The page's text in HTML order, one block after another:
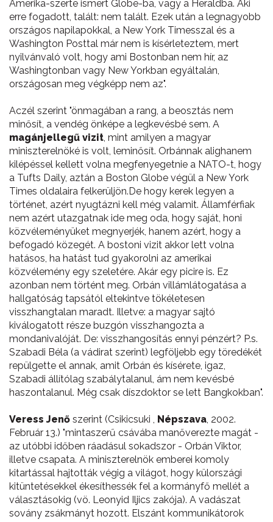
Amerika-szerte ismert Globe-ba, vagy a Heraldba. Aki
erre fogadott, talált: nem talált. Ezek után a legnagyobb
országos napilapokkal, a New York Timesszal és a
Washington Posttal már nem is kísérleteztem, mert
nyilvánvaló volt, hogy ami Bostonban nem hír, az
Washingtonban vagy New Yorkban egyáltalán,
országosan meg végképp nem az".
Aczél szerint "önmagában a rang, a beosztás nem
minősít, a vendég önképe a legkevésbé sem. A
magánjellegű vizit, mint amilyen a magyar
miniszterelnöké is volt, leminősít. Orbánnak alighanem
kilépéssel kellett volna megfenyegetnie a NATO-t, hogy
a Tufts Daily, aztán a Boston Globe végül a New York
Times oldalaira felkerüljön.De hogy kerek legyen a
történet, azért nyugtázni kell még valamit. Államférfiak
nem azért utazgatnak ide meg oda, hogy saját, honi
közvéleményüket megnyerjék, hanem azért, hogy a
befogadó közegét. A bostoni vizit akkor lett volna
hatásos, ha hatást tud gyakorolni az amerikai
közvélemény egy szeletére. Akár egy picire is. Ez
azonban nem történt meg. Orbán villámlátogatása a
hallgatóság tapsától eltekintve tökéletesen
visszhangtalan maradt. Illetve: a magyar sajtó
kiválogatott része buzgón visszhangozta a
mondanivalóját. De: visszhangosítás ennyi pénzért? P.s.
Szabadi Béla (a vádirat szerint) legföljebb egy töredékét
repülgette el annak, amit Orbán és kísérete, igaz,
Szabadi állítólag szabálytalanul, ám nem kevésbé
haszontalanul. Még csak díszdoktor se lett Bangkokban".
Veress Jenő szerint (Csikicsuki , Népszava, 2002.
Február 13.) "mintaszerű csávába manőverezte magát -
az utóbbi időben ráadásul sokadszor - Orbán Viktor,
illetve csapata. A miniszterelnök emberei komoly
kitartással hajtották végig a világot, hogy külországi
kitüntetésekkel ékesíthessék fel a kormányfő mellét a
választásokig (vö. Leonyid Iljics zakója). A vadászat
sovány zsákmányt hozott. Elszánt kommunikátorok